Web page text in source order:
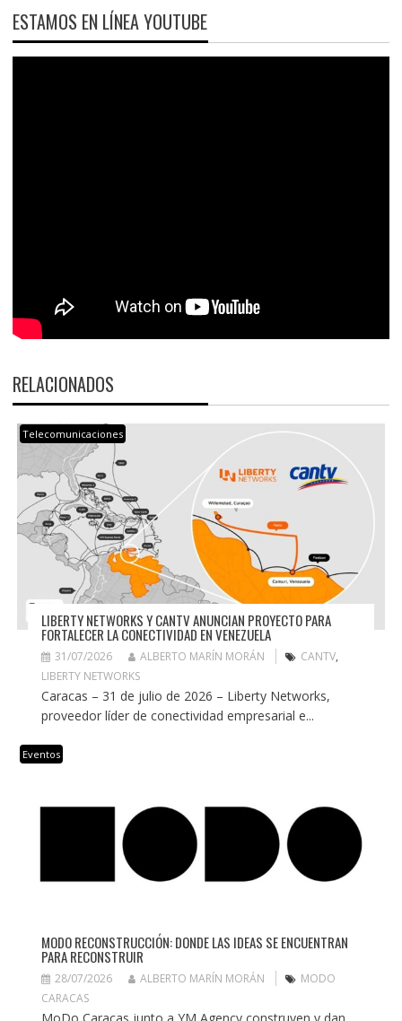
ESTAMOS EN LÍNEA YOUTUBE
RELACIONADOS
Telecomunicaciones
LIBERTY NETWORKS Y CANTV ANUNCIAN PROYECTO PARA
FORTALECER LA CONECTIVIDAD EN VENEZUELA
31/07/2026 ALBERTO MARÍN MORÁN CANTV,
LIBERTY NETWORKS
Caracas – 31 de julio de 2026 – Liberty Networks,
proveedor líder de conectividad empresarial e...
Eventos
MODO RECONSTRUCCIÓN: DONDE LAS IDEAS SE ENCUENTRAN
PARA RECONSTRUIR
28/07/2026 ALBERTO MARÍN MORÁN
MODO
CARACAS